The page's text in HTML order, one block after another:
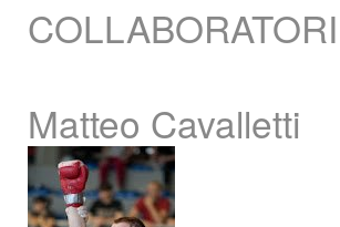
Matteo Cavalletti